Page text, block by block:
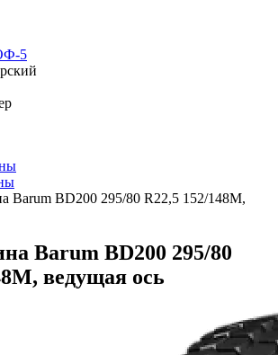
5
Barum BD200 295/80 R22,5 152/148M,
Barum BD200 295/80
ведущая ось